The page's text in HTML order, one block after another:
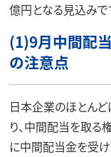
億円となる見込みで
(1)9月中間配
の注意点
日本企業のほとん
り、中間配当を取る
に中間配当金を受